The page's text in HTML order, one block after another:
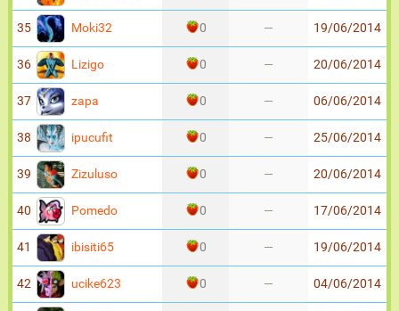
35 Moki32 0 — 19/06/2014
36 Lizigo 0 — 20/06/2014
37 zapa 0 — 06/06/2014
38 ipucufit 0 — 25/06/2014
39 Zizuluso 0 — 20/06/2014
40 Pomedo 0 — 17/06/2014
41 ibisiti65 0 — 19/06/2014
42 ucike623 0 — 04/06/2014